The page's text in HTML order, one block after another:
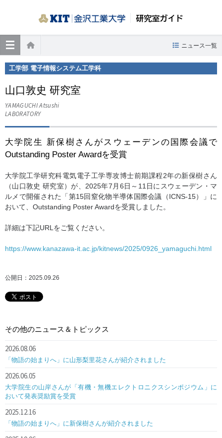
研究室ガイド
ホーム
ニュース一覧
工学部 電子情報システム工学科
山口敦史 研究室
YAMAGUCHI Atsushi
LABORATORY
大学院生 新保樹さんがスウェーデンの国際会議で
Outstanding Poster Awardを受賞
大学院工学研究科電気電子工学専攻博士前期課程2年の新保樹さん
（山口敦史 研究室）が、2025年7月6日～11日にスウェーデン・マ
ルメで開催された「第15回窒化物半導体国際会議（ICNS-15）」に
おいて、Outstanding Poster Awardを受賞しました。
詳細は下記URLをご覧ください。
https://www.kanazawa-it.ac.jp/kitnews/2025/0926_yamaguchi.html
公開日：2025.09.26
その他のニュース＆トピックス
2026.08.06
「物語の始まりへ」に山形梨里花さんが紹介されました
2026.06.05
大学院生の山岸さんが「有機・無機エレクトロニクスシンポジウム」に
おいて発表奨励賞を受賞
2025.12.16
「物語の始まりへ」に新保樹さんが紹介されました